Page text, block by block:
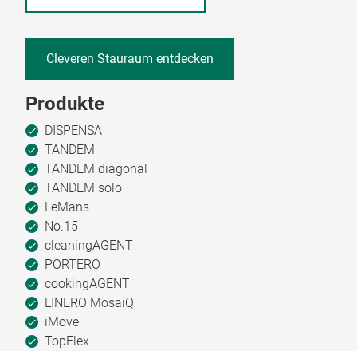
Cleveren Stauraum entdecken
Produkte
DISPENSA
TANDEM
TANDEM diagonal
TANDEM solo
LeMans
No.15
cleaningAGENT
PORTERO
cookingAGENT
LINERO MosaiQ
iMove
TopFlex